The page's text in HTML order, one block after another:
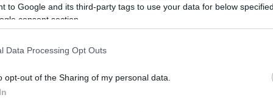
to Google and its third-party tags to use your data for below
consent section.
Data Processing Opt Outs
opt-out of the Sharing of my personal data.